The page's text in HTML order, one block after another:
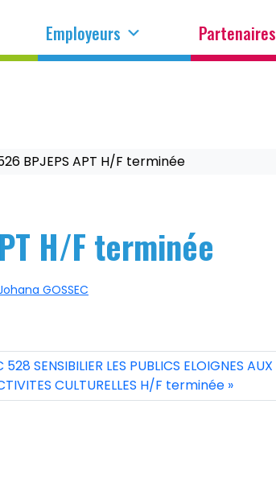
Employeurs Partenaires
BPJEPS APT H/F terminée
H/F terminée
GOSSEC
528 SENSIBILIER LES PUBLICS ELOIGNES AUX
CULTURELLES H/F terminée